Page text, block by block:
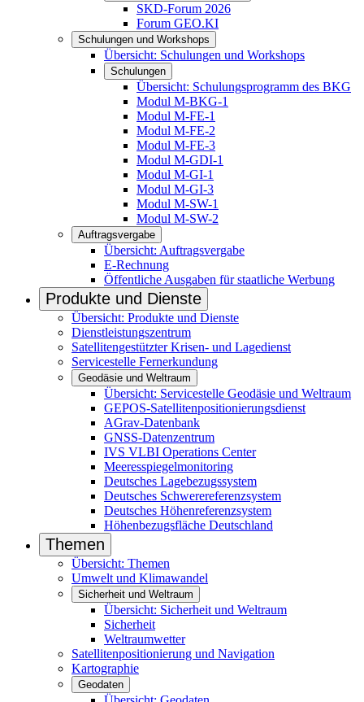
SKD-Forum 2026
Forum GEO.KI
Schulungen und Workshops
Übersicht: Schulungen und Workshops
Schulungen
Übersicht: Schulungsprogramm des BKG
Modul M-BKG-1
Modul M-FE-1
Modul M-FE-2
Modul M-FE-3
Modul M-GDI-1
Modul M-GI-1
Modul M-GI-3
Modul M-SW-1
Modul M-SW-2
Auftragsvergabe
Übersicht: Auftragsvergabe
E-Rechnung
Öffentliche Ausgaben für staatliche Werbung
Produkte und Dienste
Übersicht: Produkte und Dienste
Dienstleistungszentrum
Satellitengestützter Krisen- und Lagedienst
Servicestelle Fernerkundung
Geodäsie und Weltraum
Übersicht: Servicestelle Geodäsie und Weltraum
GEPOS-Satellitenpositionierungsdienst
AGrav-Datenbank
GNSS-Datenzentrum
IVS VL­BI Operations Center
Meeresspiegelmonitoring
Deutsches Lagebezugssystem
Deutsches Schwerereferenzsystem
Deutsches Höhenreferenzsystem
Höhenbezugsfläche Deutschland
Themen
Übersicht: Themen
Umwelt und Klimawandel
Sicherheit und Weltraum
Übersicht: Sicherheit und Weltraum
Sicherheit
Weltraumwetter
Satellitenpositionierung und Navigation
Kartographie
Geodaten